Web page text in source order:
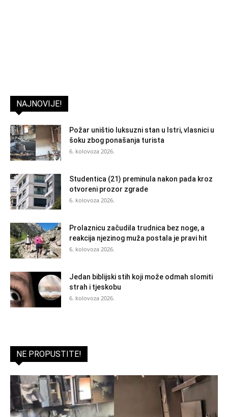
NAJNOVIJE!
Požar uništio luksuzni stan u Istri, vlasnici u
šoku zbog ponašanja turista
6. kolovoza 2026.
Studentica (21) preminula nakon pada kroz
otvoreni prozor zgrade
6. kolovoza 2026.
Prolaznicu začudila trudnica bez noge, a
reakcija njezinog muža postala je pravi hit
6. kolovoza 2026.
Jedan biblijski stih koji može odmah slomiti
strah i tjeskobu
6. kolovoza 2026.
NE PROPUSTITE!